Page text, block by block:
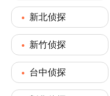
新北侦探
新竹侦探
台中侦探